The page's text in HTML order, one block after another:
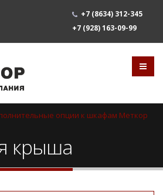
+7 (8634) 312-345
+7 (928) 163-09-99
опции к шкафам Меткор
крыша